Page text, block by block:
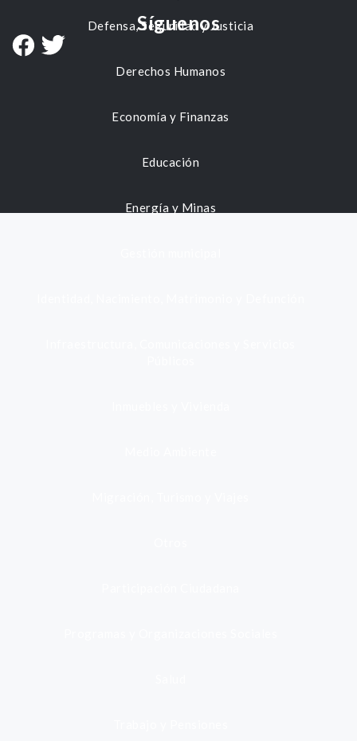
Defensa, Seguridad y Justicia
Derechos Humanos
Economía y Finanzas
Educación
Energía y Minas
Síguenos